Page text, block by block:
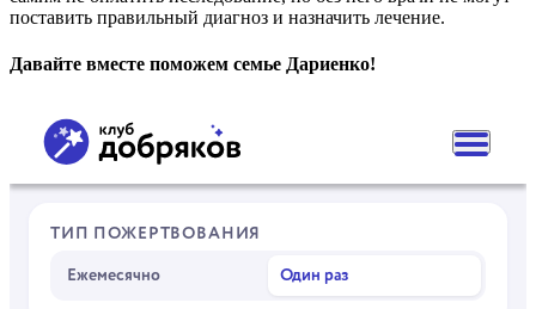
поставить правильный диагноз и назначить лечение.
Давайте вместе поможем семье Дариенко!